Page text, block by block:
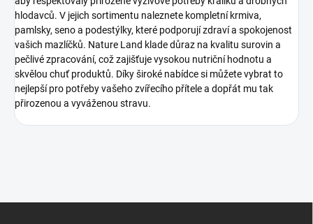
hlodavců. V jejich sortimentu naleznete kompletní krmiva,
pamlsky, seno a podestýlky, které podporují zdraví a spokojenost
vašich mazlíčků. Nature Land klade důraz na kvalitu surovin a
pečlivé zpracování, což zajišťuje vysokou nutriční hodnotu a
skvělou chuť produktů. Díky široké nabídce si můžete vybrat to
nejlepší pro potřeby vašeho zvířecího přítele a dopřát mu tak
přirozenou a vyváženou stravu.